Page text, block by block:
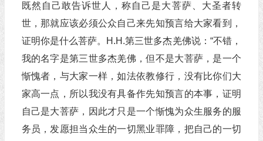
既然自己敢告诉世人，称自己是大菩萨、大圣者转
世，那就应该必须公众自己来先知预言给大家看到，
证明你是什么菩萨。H.H.第三世多杰羌佛说：“不错，
我的名字是第三世多杰羌佛，但不是大菩萨，是一个
惭愧者，与大家一样，如法依教修行，没有比你们大
家高一点，所以我没有具备作先知预言的本事，证明
自己是大菩萨，因此才只是一个惭愧为众生服务的服
务员，发愿担当众生的一切黑业罪障，把自己的一切